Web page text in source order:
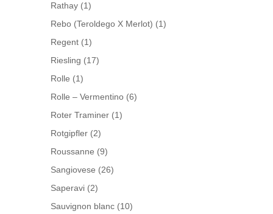
Rathay (1)
Rebo (Teroldego X Merlot) (1)
Regent (1)
Riesling (17)
Rolle (1)
Rolle – Vermentino (6)
Roter Traminer (1)
Rotgipfler (2)
Roussanne (9)
Sangiovese (26)
Saperavi (2)
Sauvignon blanc (10)